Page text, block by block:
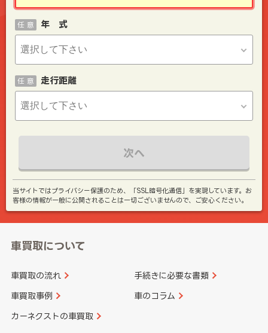
年 式
任 意
走行距離
任 意
次へ
当サイトではプライバシー保護のため、「SSL暗号化通信」を実現しています。お
客様の情報が一般に公開されることは一切ございませんので、ご安心ください。
車買取について
車買取の流れ 手続きに必要な書類
車買取事例 車のコラム
カーネクストの車買取